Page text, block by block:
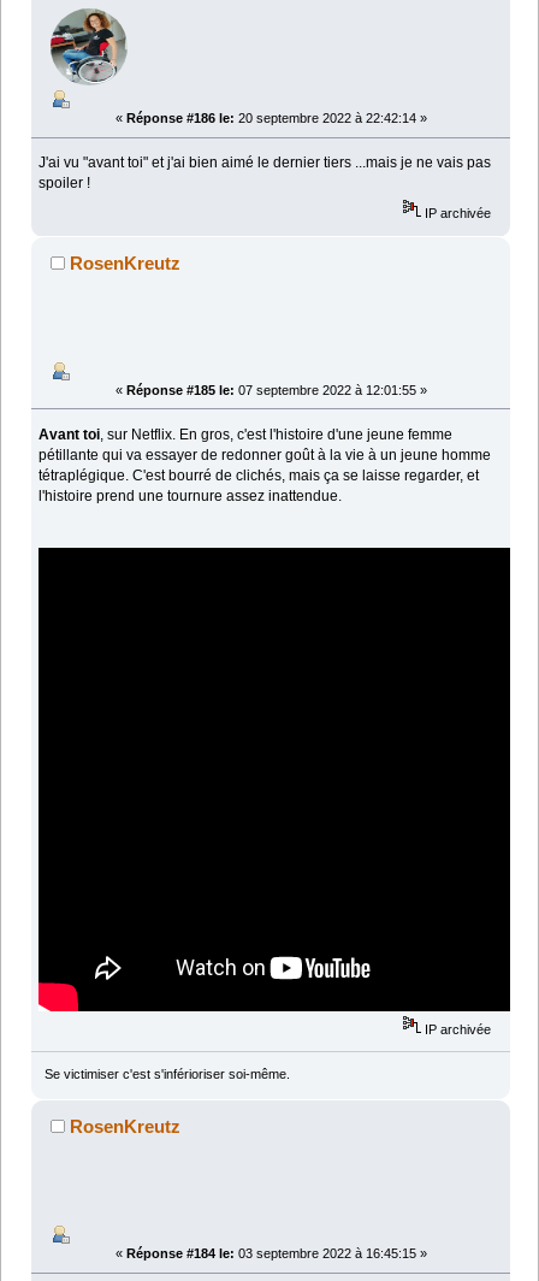
« Réponse #186 le: 20 septembre 2022 à 22:42:14 »
J'ai vu "avant toi" et j'ai bien aimé le dernier tiers ...mais je ne vais pas
spoiler !
IP archivée
RosenKreutz
« Réponse #185 le: 07 septembre 2022 à 12:01:55 »
Avant toi , sur Netflix. En gros, c'est l'histoire d'une jeune femme
pétillante qui va essayer de redonner goût à la vie à un jeune homme
tétraplégique. C'est bourré de clichés, mais ça se laisse regarder, et
l'histoire prend une tournure assez inattendue.
IP archivée
Se victimiser c'est s'inférioriser soi-même.
RosenKreutz
« Réponse #184 le: 03 septembre 2022 à 16:45:15 »